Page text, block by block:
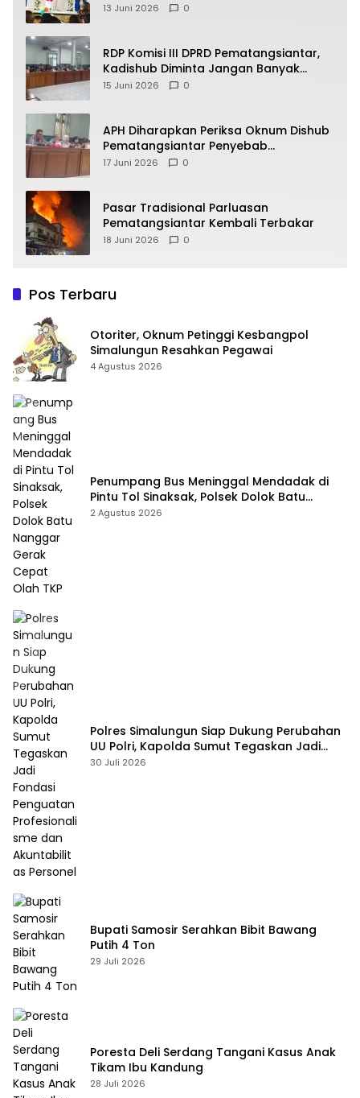
13 Juni 2026 0
RDP Komisi III DPRD Pematangsiantar,
Kadishub Diminta Jangan Banyak
Alasan
15 Juni 2026 0
APH Diharapkan Periksa Oknum Dishub
Pematangsiantar Penyebab
Kebocoran PAD Retribusi Parkir
17 Juni 2026 0
Pasar Tradisional Parluasan
Pematangsiantar Kembali Terbakar
18 Juni 2026 0
Pos Terbaru
Otoriter, Oknum Petinggi Kesbangpol
Simalungun Resahkan Pegawai
4 Agustus 2026
Penumpang Bus Meninggal Mendadak di
Pintu Tol Sinaksak, Polsek Dolok Batu
Nanggar Gerak Cepat Olah TKP
2 Agustus 2026
Polres Simalungun Siap Dukung Perubahan
UU Polri, Kapolda Sumut Tegaskan Jadi
Fondasi Penguatan Profesionalisme dan
30 Juli 2026
Bupati Samosir Serahkan Bibit Bawang
Putih 4 Ton
29 Juli 2026
Poresta Deli Serdang Tangani Kasus Anak
Tikam Ibu Kandung
28 Juli 2026